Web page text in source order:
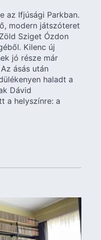
az Ifjúsági Parkban.
modern játszóteret
Sziget Ózdon
Kilenc új
jó része már
ásás után
haladt a
Dávid
a helyszínre: a